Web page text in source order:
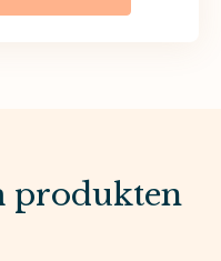
produkten